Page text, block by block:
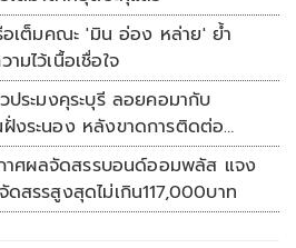
เต็มคณะ 'มิน อ่อง หล่าย' ย้ำ
มไว้เนื้อเชื่อใจ
ประมงคุระบุรี ลอยคอมากับ
งระนอง หลังขาดการติดต่อ
กาศผลจัดสรรบอนด์ออมพลัส แจง
ดสรรสูงสุดไม่เกิน117,000บาท